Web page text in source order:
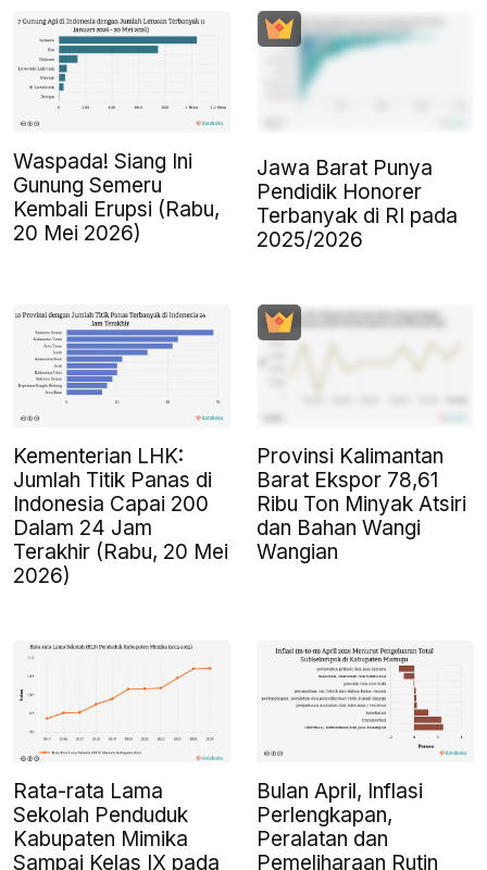
Waspada! Siang Ini
Gunung Semeru
Kembali Erupsi (Rabu,
20 Mei 2026)
Jawa Barat Punya
Pendidik Honorer
Terbanyak di RI pada
2025/2026
Kementerian LHK:
Jumlah Titik Panas di
Indonesia Capai 200
Dalam 24 Jam
Terakhir (Rabu, 20 Mei
2026)
Provinsi Kalimantan
Barat Ekspor 78,61
Ribu Ton Minyak Atsiri
dan Bahan Wangi
Wangian
Rata-rata Lama
Sekolah Penduduk
Kabupaten Mimika
Sampai Kelas IX pada
Bulan April, Inflasi
Perlengkapan,
Peralatan dan
Pemeliharaan Rutin